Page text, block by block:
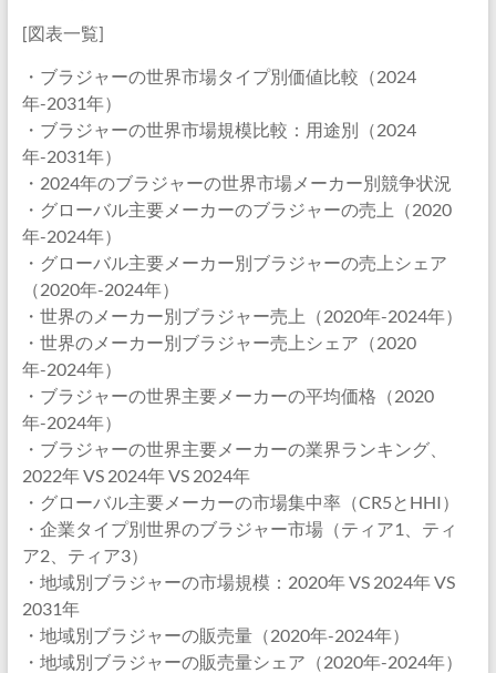
[図表一覧]
・ブラジャーの世界市場タイプ別価値比較（2024
年-2031年）
・ブラジャーの世界市場規模比較：用途別（2024
年-2031年）
・2024年のブラジャーの世界市場メーカー別競争状況
・グローバル主要メーカーのブラジャーの売上（2020
年-2024年）
・グローバル主要メーカー別ブラジャーの売上シェア
（2020年-2024年）
・世界のメーカー別ブラジャー売上（2020年-2024年）
・世界のメーカー別ブラジャー売上シェア（2020
年-2024年）
・ブラジャーの世界主要メーカーの平均価格（2020
年-2024年）
・ブラジャーの世界主要メーカーの業界ランキング、
2022年 VS 2024年 VS 2024年
・グローバル主要メーカーの市場集中率（CR5とHHI）
・企業タイプ別世界のブラジャー市場（ティア1、ティ
ア2、ティア3）
・地域別ブラジャーの市場規模：2020年 VS 2024年 VS
2031年
・地域別ブラジャーの販売量（2020年-2024年）
・地域別ブラジャーの販売量シェア（2020年-2024年）